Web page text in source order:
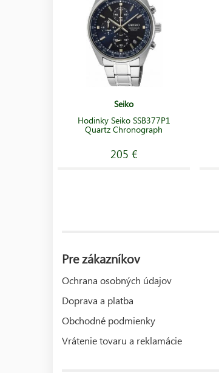
Seiko
Hodinky Seiko SSB377P1
Quartz Chronograph
205 €
Pre zákazníkov
Ochrana osobných údajov
Doprava a platba
Obchodné podmienky
Vrátenie tovaru a reklamácie